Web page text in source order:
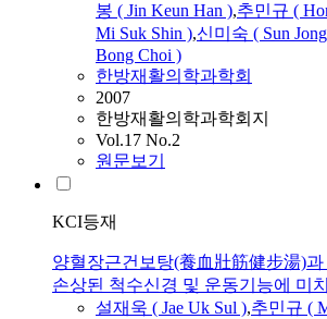
봉 ( Jin Keun Han ),추민규 (
Mi Suk Shin ),신미숙 ( Sun
Bong Choi )
한방재활의학과학회
2007
한방재활의학과학회지
Vol.17 No.2
원문보기
KCI등재
양혈장근건보탕(養血壯筋健步湯)
손상된 척수신경 및 운동기능에 미
설재욱 ( Jae Uk Sul ),추민규 (